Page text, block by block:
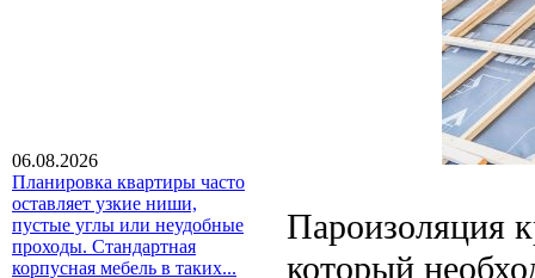
06.08.2026
Планировка квартиры часто
оставляет узкие ниши,
пустые углы или неудобные
проходы. Стандартная
корпусная мебель в таких...
Пароизоляция
который